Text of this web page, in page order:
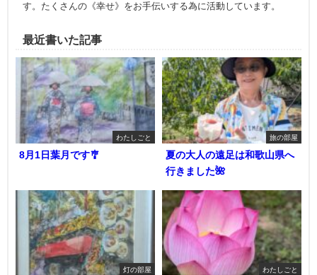
す。たくさんの《幸せ》をお手伝いする為に活動しています。
最近書いた記事
わたしごと
8月1日葉月です🎐
旅の部屋
夏の大人の遠足は和歌山県へ
行きました🌺
灯の部屋 わたしごと